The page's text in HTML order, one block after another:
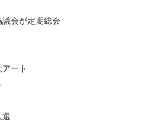
会が定期総会
ート
選